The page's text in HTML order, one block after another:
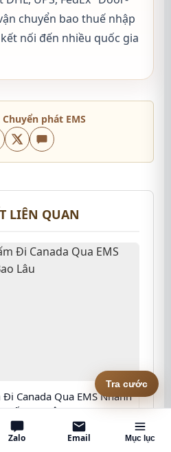
chuyển bao thuế nhập
nối đến nhiều quốc gia
Chuyển phát EMS
LIÊN QUAN
Canada Qua EMS Nhanh
Mất Bao Lâu
Zalo Email Mục lục
Tra cước